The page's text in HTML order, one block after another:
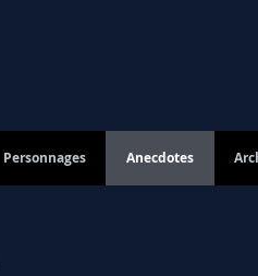
Personnages Anecdotes